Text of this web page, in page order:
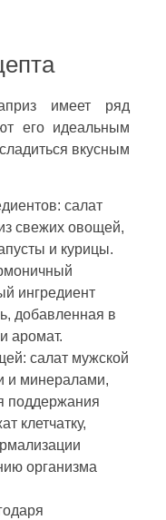
имеет ряд
его идеальным
вкусным
салат
свежих овощей,
и курицы.
ингредиент
добавленная в
аромат.
салат мужской
и минералами,
поддержания
клетчатку,
организма